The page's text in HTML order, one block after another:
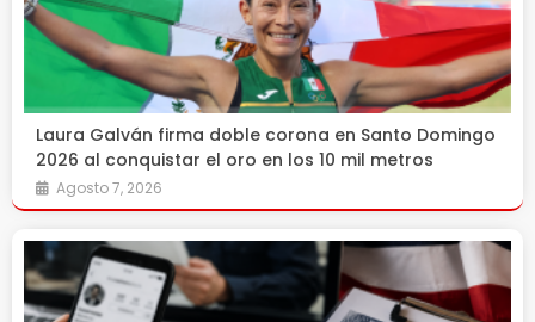
Laura Galván firma doble corona en Santo Domingo
2026 al conquistar el oro en los 10 mil metros
Agosto 7, 2026